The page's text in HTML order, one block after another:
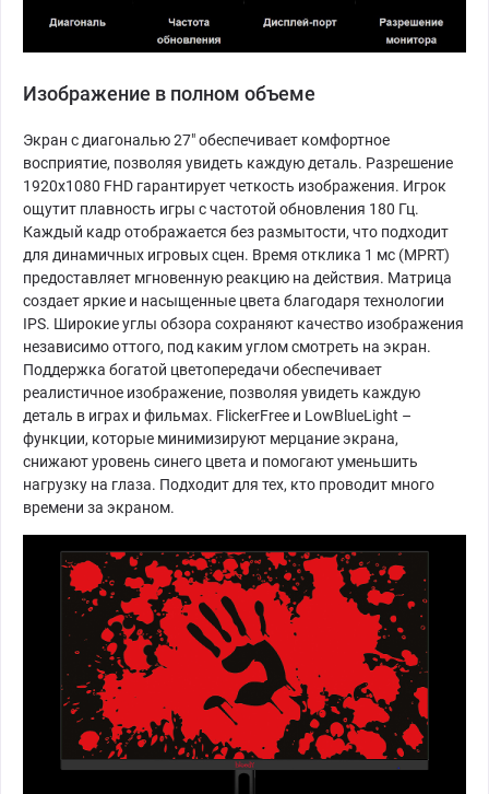
Изображение в полном объеме
Экран с диагональю 27" обеспечивает комфортное
восприятие, позволяя увидеть каждую деталь. Разрешение
1920x1080 FHD гарантирует четкость изображения. Игрок
ощутит плавность игры с частотой обновления 180 Гц.
Каждый кадр отображается без размытости, что подходит
для динамичных игровых сцен. Время отклика 1 мс (MPRT)
предоставляет мгновенную реакцию на действия. Матрица
создает яркие и насыщенные цвета благодаря технологии
IPS. Широкие углы обзора сохраняют качество изображения
независимо оттого, под каким углом смотреть на экран.
Поддержка богатой цветопередачи обеспечивает
реалистичное изображение, позволяя увидеть каждую
деталь в играх и фильмах. FlickerFree и LowBlueLight –
функции, которые минимизируют мерцание экрана,
снижают уровень синего цвета и помогают уменьшить
нагрузку на глаза. Подходит для тех, кто проводит много
времени за экраном.